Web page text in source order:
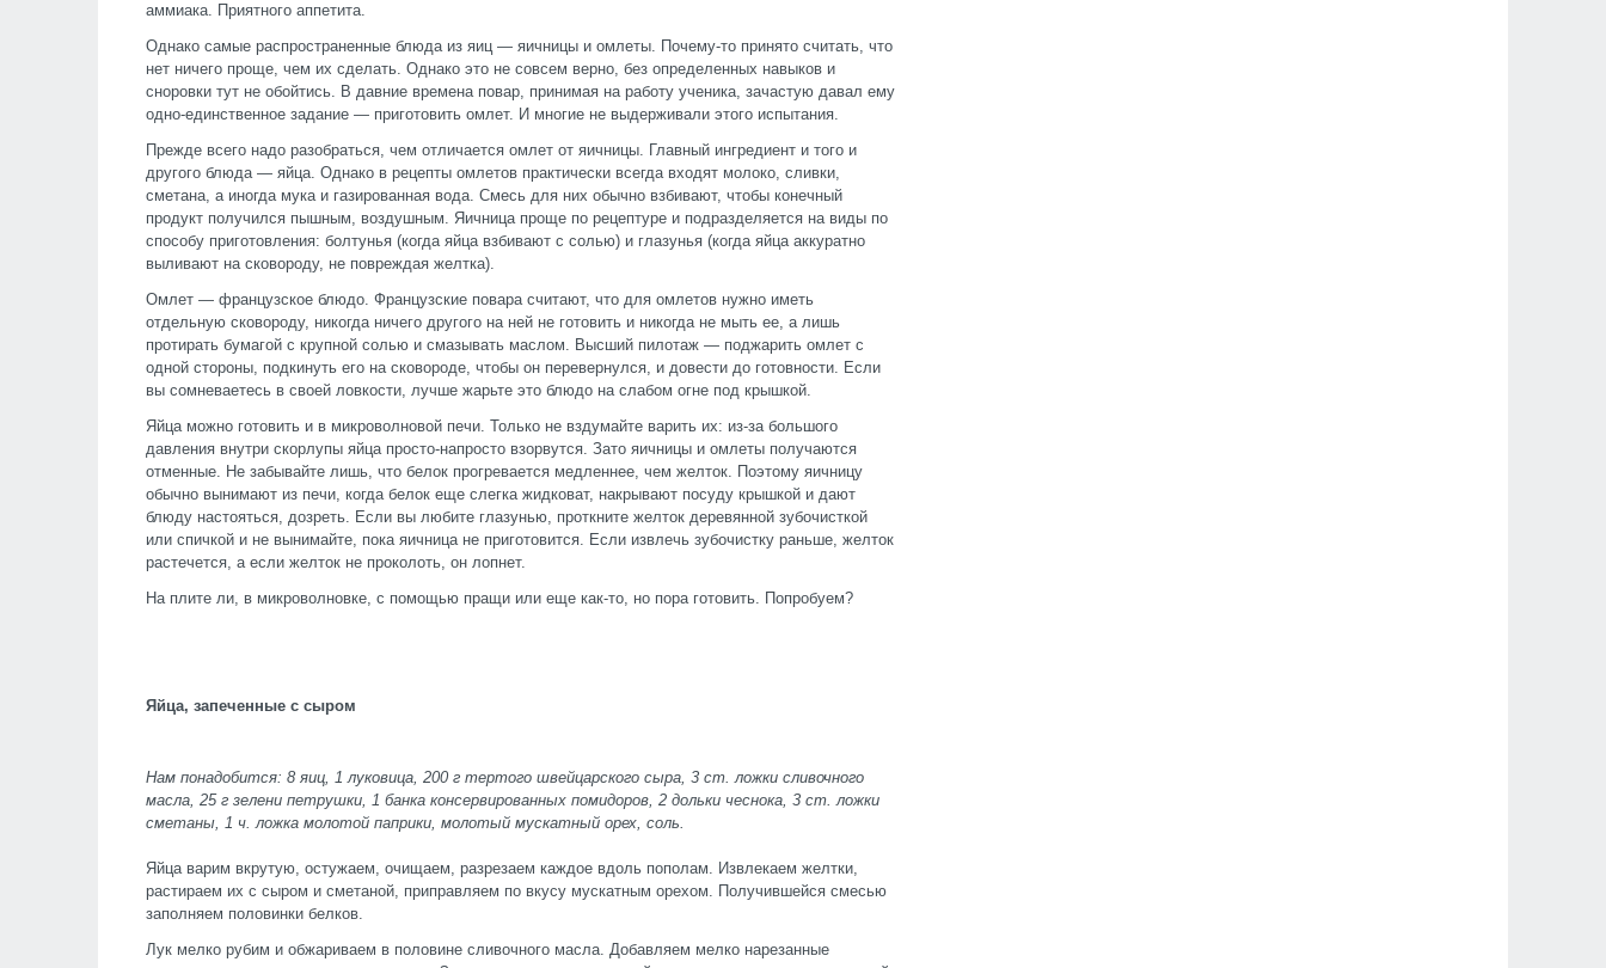
аммиака. Приятного аппетита.
Однако самые распространенные блюда из яиц — яичницы и омлеты. Почему-то принято считать, что
нет ничего проще, чем их сделать. Однако это не совсем верно, без определенных навыков и
сноровки тут не обойтись. В давние времена повар, принимая на работу ученика, зачастую давал ему
одно-единственное задание — приготовить омлет. И многие не выдерживали этого испытания.
Прежде всего надо разобраться, чем отличается омлет от яичницы. Главный ингредиент и того и
другого блюда — яйца. Однако в рецепты омлетов практически всегда входят молоко, сливки,
сметана, а иногда мука и газированная вода. Смесь для них обычно взбивают, чтобы конечный
продукт получился пышным, воздушным. Яичница проще по рецептуре и подразделяется на виды по
способу приготовления: болтунья (когда яйца взбивают с солью) и глазунья (когда яйца аккуратно
выливают на сковороду, не повреждая желтка).
Омлет — французское блюдо. Французские повара считают, что для омлетов нужно иметь
отдельную сковороду, никогда ничего другого на ней не готовить и никогда не мыть ее, а лишь
протирать бумагой с крупной солью и смазывать маслом. Высший пилотаж — поджарить омлет с
одной стороны, подкинуть его на сковороде, чтобы он перевернулся, и довести до готовности. Если
вы сомневаетесь в своей ловкости, лучше жарьте это блюдо на слабом огне под крышкой.
Яйца можно готовить и в микроволновой печи. Только не вздумайте варить их: из-за большого
давления внутри скорлупы яйца просто-напросто взорвутся. Зато яичницы и омлеты получаются
отменные. Не забывайте лишь, что белок прогревается медленнее, чем желток. Поэтому яичницу
обычно вынимают из печи, когда белок еще слегка жидковат, накрывают посуду крышкой и дают
блюду настояться, дозреть. Если вы любите глазунью, проткните желток деревянной зубочисткой
или спичкой и не вынимайте, пока яичница не приготовится. Если извлечь зубочистку раньше, желток
растечется, а если желток не проколоть, он лопнет.
На плите ли, в микроволновке, с помощью пращи или еще как-то, но пора готовить. Попробуем?
Яйца, запеченные с сыром
Нам понадобится: 8 яиц, 1 луковица, 200 г тертого швейцарского сыра, 3 ст. ложки сливочного
масла, 25 г зелени петрушки, 1 банка консервированных помидоров, 2 дольки чеснока, 3 ст. ложки
сметаны, 1 ч. ложка молотой паприки, молотый мускатный орех, соль.
Яйца варим вкрутую, остужаем, очищаем, разрезаем каждое вдоль пополам. Извлекаем желтки,
растираем их с сыром и сметаной, приправляем по вкусу мускатным орехом. Получившейся смесью
заполняем половинки белков.
Лук мелко рубим и обжариваем в половине сливочного масла. Добавляем мелко нарезанные